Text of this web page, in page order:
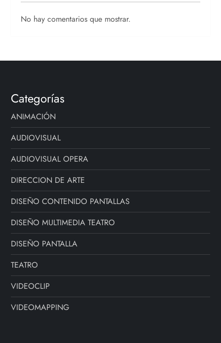
t
a
a
s
No hay comentarios que mostrar.
Categorías
ANIMACIÓN
AUDIOVISUAL
AUDIOVISUAL OPERA
DIRECCION DE ARTE
DISEÑO CONTENIDO PANTALLAS
DISEÑO MULTIMEDIA TEATRO
DISEÑO PANTALLA
TEATRO
VIDEOCLIP
VIDEOMAPPING